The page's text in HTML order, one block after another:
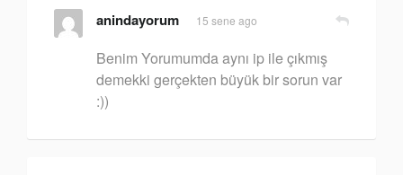
anindayorum 15 sene ago
Benim Yorumumda aynı ip ile çıkmış
demekki gerçekten büyük bir sorun var
:))